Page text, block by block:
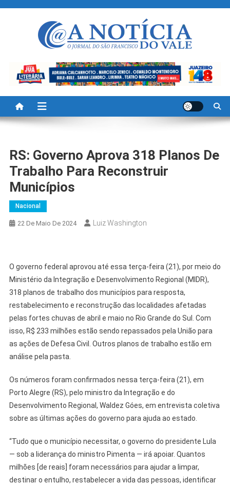
A Noticia Do Vale
RS: Governo Aprova 318 Planos De
Trabalho Para Reconstruir
Municípios
Nacional
22 De Maio De 2024 Luiz Washington
O governo federal aprovou até essa terça-feira (21), por meio do
Ministério da Integração e Desenvolvimento Regional (MIDR),
318 planos de trabalho dos municípios para resposta,
restabelecimento e reconstrução das localidades afetadas
pelas fortes chuvas de abril e maio no Rio Grande do Sul. Com
isso, R$ 233 milhões estão sendo repassados pela União para
as ações de Defesa Civil. Outros planos de trabalho estão em
análise pela pasta.
Os números foram confirmados nessa terça-feira (21), em
Porto Alegre (RS), pelo ministro da Integração e do
Desenvolvimento Regional, Waldez Góes, em entrevista coletiva
sobre as últimas ações do governo para ajuda ao estado.
“Tudo que o município necessitar, o governo do presidente Lula
— sob a liderança do ministro Pimenta — irá apoiar. Quantos
milhões [de reais] foram necessários para ajudar a limpar,
destinar o entulho, restabelecer a vida das pessoas, identificar